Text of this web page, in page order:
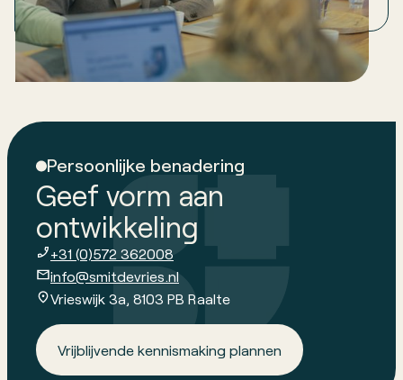
directie de juiste vragen stelt en koers kiest.
Persoonlijke benadering
Geef vorm aan
ontwikkeling
+31 (0)572 362008
info@smitdevries.nl
Vrieswijk 3a, 8103 PB Raalte
Vrijblijvende kennismaking plannen